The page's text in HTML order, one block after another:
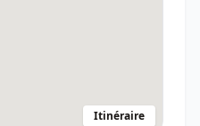
Itinéraire